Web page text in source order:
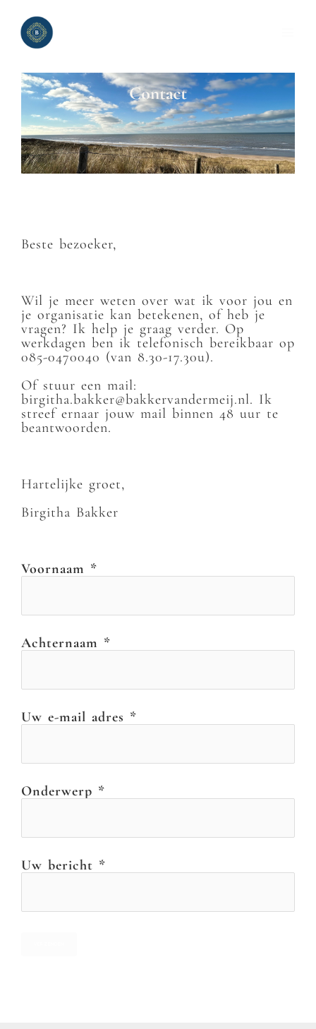
inhoud
Beste bezoeker,
Wil je meer weten over wat ik voor jou en
je organisatie kan betekenen, of heb je
vragen? Ik help je graag verder. Op
werkdagen ben ik telefonisch bereikbaar op
085-0470040 (van 8.30-17.30u).
Of stuur een mail:
birgitha.bakker@bakkervandermeij.nl. Ik
streef ernaar jouw mail binnen 48 uur te
beantwoorden.
Hartelijke groet,
Birgitha Bakker
Voornaam *
Achternaam *
Uw e-mail adres *
Onderwerp *
Uw bericht *